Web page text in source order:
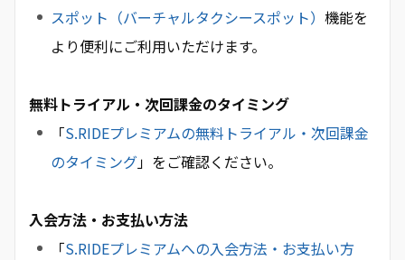
スポット（バーチャルタクシースポット） 機能を
より便利にご利用いただけます。
無料トライアル・次回課金のタイミング
「S.RIDEプレミアムの無料トライアル・次回課金
のタイミング」をご確認ください。
入会方法・お支払い方法
「S.RIDEプレミアムへの入会方法・お支払い方